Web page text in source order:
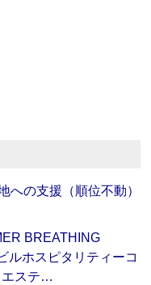
への支援（順位不動）
BREATHING
ルホスピタリティーコ
エステ…